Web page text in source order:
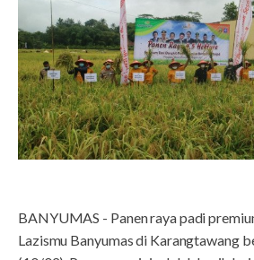
BANYUMAS - Panen raya padi
Lazismu Banyumas di Karangtawang